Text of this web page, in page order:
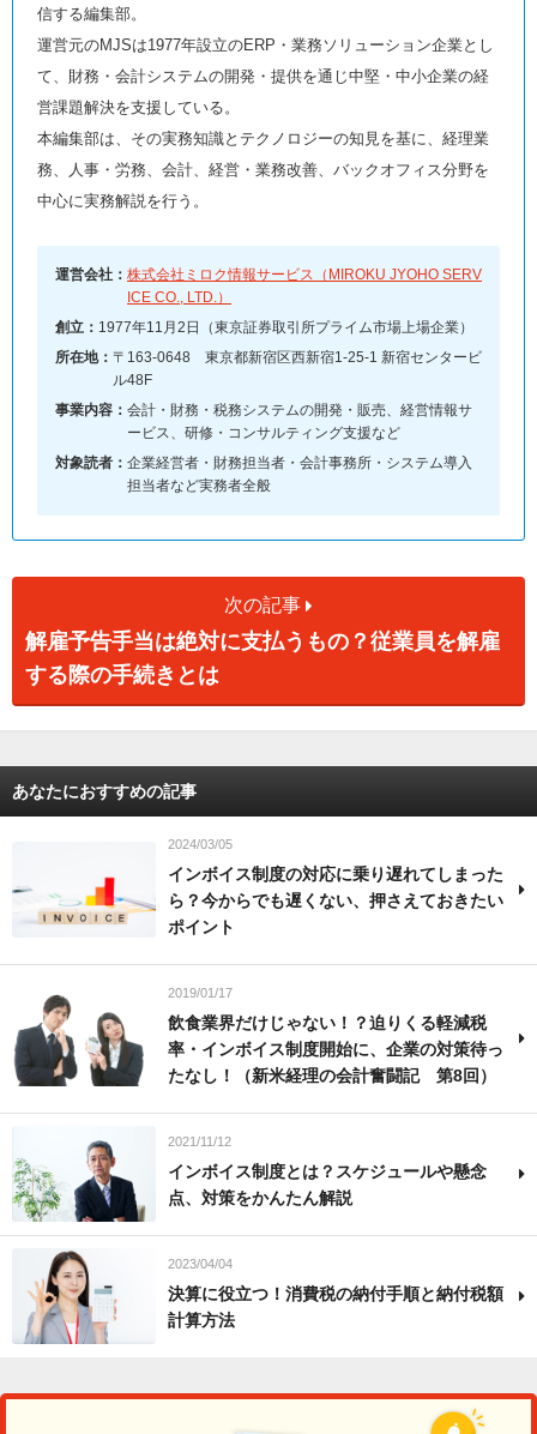
信する編集部。
運営元のMJSは1977年設立のERP・業務ソリューション企業とし
て、財務・会計システムの開発・提供を通じ中堅・中小企業の経
営課題解決を支援している。
本編集部は、その実務知識とテクノロジーの知見を基に、経理業
務、人事・労務、会計、経営・業務改善、バックオフィス分野を
中心に実務解説を行う。
運営会社： 株式会社ミロク情報サービス（MIROKU JYOHO SERV
ICE CO., LTD.）
創立： 1977年11月2日（東京証券取引所プライム市場上場企業）
所在地： 〒163-0648 東京都新宿区西新宿1-25-1 新宿センタービ
ル48F
事業内容： 会計・財務・税務システムの開発・販売、経営情報サ
ービス、研修・コンサルティング支援など
対象読者： 企業経営者・財務担当者・会計事務所・システム導入
担当者など実務者全般
次の記事
解雇予告手当は絶対に支払うもの？従業員を解雇
する際の手続きとは
あなたにおすすめの記事
2024/03/05
インボイス制度の対応に乗り遅れてしまった
ら？今からでも遅くない、押さえておきたい
ポイント
2019/01/17
飲食業界だけじゃない！？迫りくる軽減税
率・インボイス制度開始に、企業の対策待っ
たなし！（新米経理の会計奮闘記 第8回）
2021/11/12
インボイス制度とは？スケジュールや懸念
点、対策をかんたん解説
2023/04/04
決算に役立つ！消費税の納付手順と納付税額
計算方法